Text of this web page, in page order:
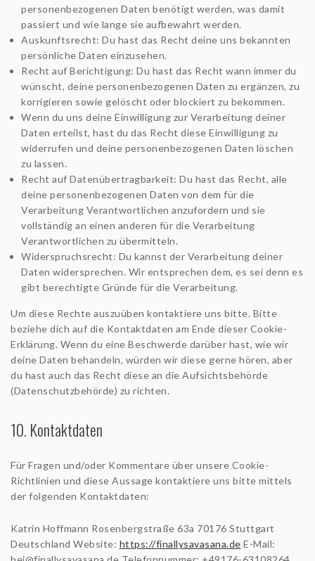
personenbezogenen Daten benötigt werden, was damit
passiert und wie lange sie aufbewahrt werden.
Auskunftsrecht: Du hast das Recht deine uns bekannten
persönliche Daten einzusehen.
Recht auf Berichtigung: Du hast das Recht wann immer du
wünscht, deine personenbezogenen Daten zu ergänzen, zu
korrigieren sowie gelöscht oder blockiert zu bekommen.
Wenn du uns deine Einwilligung zur Verarbeitung deiner
Daten erteilst, hast du das Recht diese Einwilligung zu
widerrufen und deine personenbezogenen Daten löschen
zu lassen.
Recht auf Datenübertragbarkeit: Du hast das Recht, alle
deine personenbezogenen Daten von dem für die
Verarbeitung Verantwortlichen anzufordern und sie
vollständig an einen anderen für die Verarbeitung
Verantwortlichen zu übermitteln.
Widerspruchsrecht: Du kannst der Verarbeitung deiner
Daten widersprechen. Wir entsprechen dem, es sei denn es
gibt berechtigte Gründe für die Verarbeitung.
Um diese Rechte auszuüben kontaktiere uns bitte. Bitte
beziehe dich auf die Kontaktdaten am Ende dieser Cookie-
Erklärung. Wenn du eine Beschwerde darüber hast, wie wir
deine Daten behandeln, würden wir diese gerne hören, aber
du hast auch das Recht diese an die Aufsichtsbehörde
(Datenschutzbehörde) zu richten.
10. Kontaktdaten
Für Fragen und/oder Kommentare über unsere Cookie-
Richtlinien und diese Aussage kontaktiere uns bitte mittels
der folgenden Kontaktdaten:
Katrin Hoffmann Rosenbergstraße 63a 70176 Stuttgart
Deutschland Website: https://finallysavasana.de E-Mail: